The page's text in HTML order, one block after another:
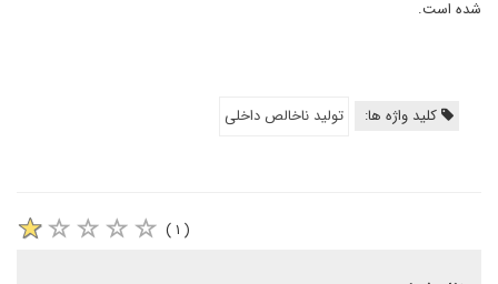
شده است.
کلید واژه ها: تولید ناخالص داخلی
( ۱ )